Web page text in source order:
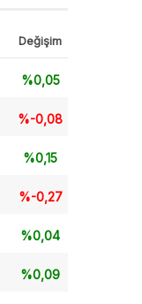
Değişim
%0,05
%-0,08
%0,15
%-0,27
%0,04
%0,09